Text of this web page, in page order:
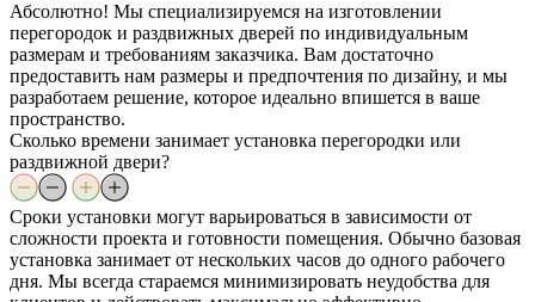
Абсолютно! Мы специализируемся на изготовлении
перегородок и раздвижных дверей по индивидуальным
размерам и требованиям заказчика. Вам достаточно
предоставить нам размеры и предпочтения по дизайну, и мы
разработаем решение, которое идеально впишется в ваше
пространство.
Сколько времени занимает установка перегородки или
раздвижной двери?
Сроки установки могут варьироваться в зависимости от
сложности проекта и готовности помещения. Обычно базовая
установка занимает от нескольких часов до одного рабочего
дня. Мы всегда стараемся минимизировать неудобства для